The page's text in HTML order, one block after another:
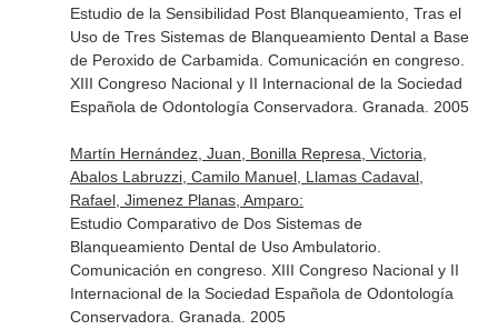
Estudio de la Sensibilidad Post Blanqueamiento, Tras el
Uso de Tres Sistemas de Blanqueamiento Dental a Base
de Peroxido de Carbamida. Comunicación en congreso.
XIII Congreso Nacional y II Internacional de la Sociedad
Española de Odontología Conservadora. Granada. 2005
Martín Hernández, Juan, Bonilla Represa, Victoria,
Abalos Labruzzi, Camilo Manuel, Llamas Cadaval,
Rafael, Jimenez Planas, Amparo:
Estudio Comparativo de Dos Sistemas de
Blanqueamiento Dental de Uso Ambulatorio.
Comunicación en congreso. XIII Congreso Nacional y II
Internacional de la Sociedad Española de Odontología
Conservadora. Granada. 2005